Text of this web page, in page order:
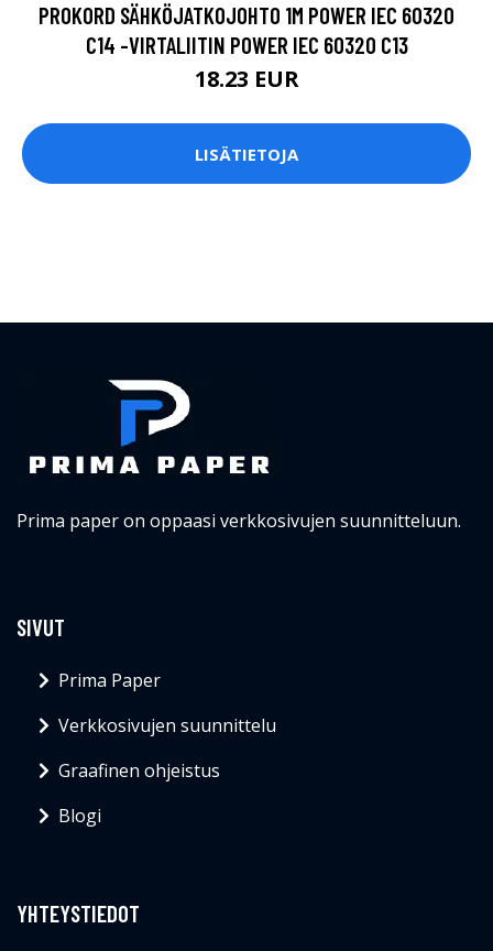
PROKORD SÄHKÖJATKOJOHTO 1M POWER IEC 60320
C14 -VIRTALIITIN POWER IEC 60320 C13
18.23 EUR
LISÄTIETOJA
Prima paper on oppaasi verkkosivujen suunnitteluun.
SIVUT
Prima Paper
Verkkosivujen suunnittelu
Graafinen ohjeistus
Blogi
YHTEYSTIEDOT